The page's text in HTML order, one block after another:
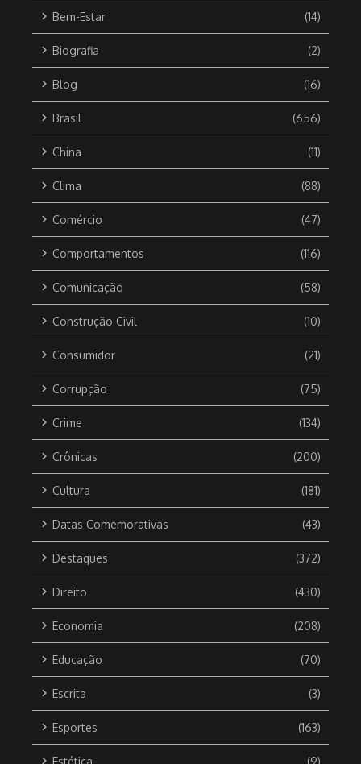
Bem-Estar (14)
Biografia (2)
Blog (16)
Brasil (656)
China (11)
Clima (88)
Comércio (47)
Comportamentos (116)
Comunicação (58)
Construção Civil (10)
Consumidor (21)
Corrupção (75)
Crime (134)
Crônicas (200)
Cultura (181)
Datas Comemorativas (43)
Destaques (372)
Direito (430)
Economia (208)
Educação (70)
Escrita (3)
Esportes (163)
Estética (9)